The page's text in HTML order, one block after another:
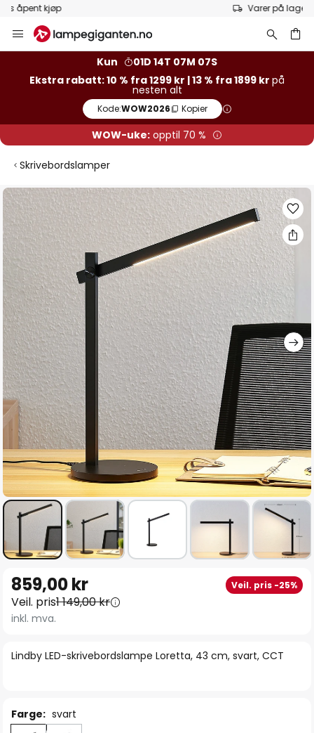
Hopp
til
Kun
01D 14T 07M 07S
Ekstra rabatt: 10 % fra 1299 kr | 13 % fra 1899 kr på
nesten alt
Kode:WOW2026 Kopier
WOW-uke: opptil 70 %
Skrivebordslamper
Gå
til
slutten
av
bildegalleri
begynnelsen
av
Lindby LED-skrivebordslampe Loretta, 43 cm, svart, CCT
859,00 kr Veil. pris -25%
Veil. pris1 149,00 kr
inkl. mva.
Farge: svart